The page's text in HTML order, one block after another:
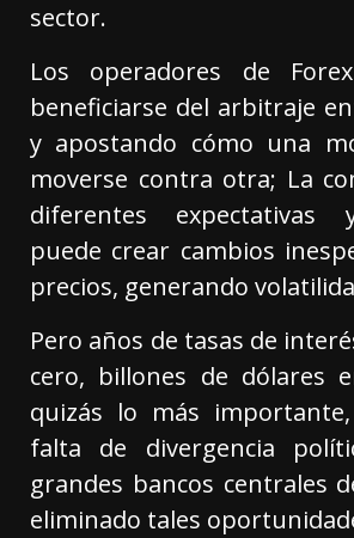
sector.
Los operadores de
beneficiarse del arbitraje
y apostando cómo una
moverse contra otra; La
diferentes expectativas
puede crear cambios
precios, generando
Pero años de tasas de
cero, billones de dólares
quizás lo más
falta de divergencia
grandes bancos centrales
eliminado tales